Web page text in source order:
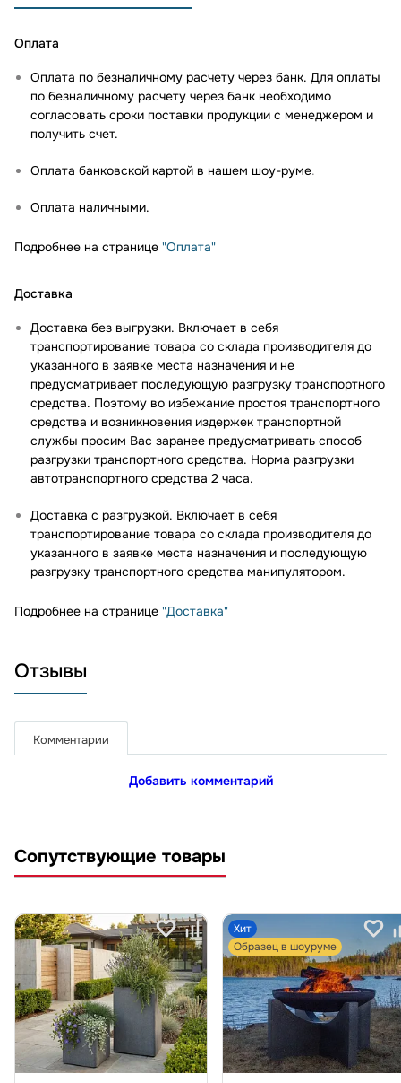
Оплата
Оплата по безналичному расчету через банк. Для оплаты
по безналичному расчету через банк необходимо
согласовать сроки поставки продукции с менеджером и
получить счет.
Оплата банковской картой в нашем шоу-руме.
Оплата наличными.
Подробнее на странице "Оплата"
Доставка
Доставка без выгрузки. Включает в себя
транспортирование товара со склада производителя до
указанного в заявке места назначения и не
предусматривает последующую разгрузку транспортного
средства. Поэтому во избежание простоя транспортного
средства и возникновения издержек транспортной
службы просим Вас заранее предусматривать способ
разгрузки транспортного средства. Норма разгрузки
автотранспортного средства 2 часа.
Доставка с разгрузкой. Включает в себя
транспортирование товара со склада производителя до
указанного в заявке места назначения и последующую
разгрузку транспортного средства манипулятором.
Подробнее на странице "Доставка"
Отзывы
Комментарии
Добавить комментарий
Сопутствующие товары
Хит
Образец в шоуруме